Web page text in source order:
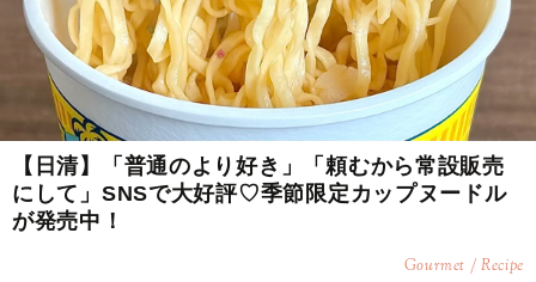
【日清】「普通のより好き」「頼むから常設販売
にして」SNSで大好評♡季節限定カップヌードル
が発売中！
Gourmet / Recipe